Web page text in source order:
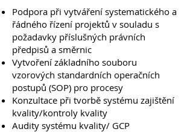
Podpora při vytváření systematického a
řádného řízení projektů v souladu s
požadavky příslušných právních
předpisů a směrnic
Vytvoření základního souboru
vzorových standardních operačních
postupů (SOP) pro procesy
Konzultace při tvorbě systému zajištění
kvality/kontroly kvality
Audity systému kvality/ GCP